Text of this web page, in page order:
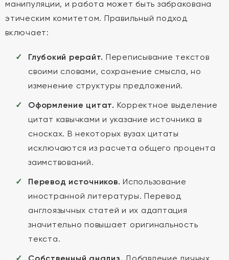
манипуляции, и работа может быть забракована
этическим комитетом. Правильный подход
включает:
Глубокий рерайт. Переписывание текстов
своими словами, сохранение смысла, но
изменение структуры предложений.
Оформление цитат. Корректное выделение
цитат кавычками и указание источника в
сносках. В некоторых вузах цитаты
исключаются из расчета общего процента
заимствований.
Перевод источников. Использование
иностранной литературы. Перевод
англоязычных статей и их адаптация
значительно повышает оригинальность
текста.